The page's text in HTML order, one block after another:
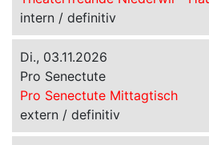
intern / definitiv
Di., 03.11.2026
Pro Senectute
Pro Senectute Mittagtisch
extern / definitiv